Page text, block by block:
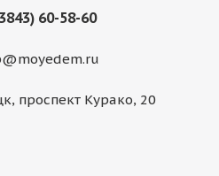
60-58-60
проспект Курако, 20